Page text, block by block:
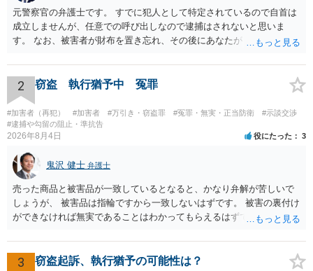
元警察官の弁護士です。 すでに犯人として特定されているので自首は
成立しませんが、任意での呼び出しなので逮捕はされないと思いま
す。 なお、被害者が財布を置き忘れ、その後にあなたがトイレに入
と言い逃れはかなり厳しいものと思います。
2 窃盗 執行猶予中 冤罪
#加害者（再犯） #加害者 #万引き・窃盗罪 #冤罪・無実・正当防衛
#示談交渉
#逮捕や勾留の阻止・準抗告
2026年8月4日 役にたった 3
鬼沢 健士 弁護士
売った商品と被害品が一致しているとなると、かなり弁解が苦しいで
しょうが、 被害品は指輪ですから一致しないはずです。 被害の裏付け
ができなければ無実であることはわかってもらえるはずです。
3 窃盗起訴、執行猶予の可能性は？